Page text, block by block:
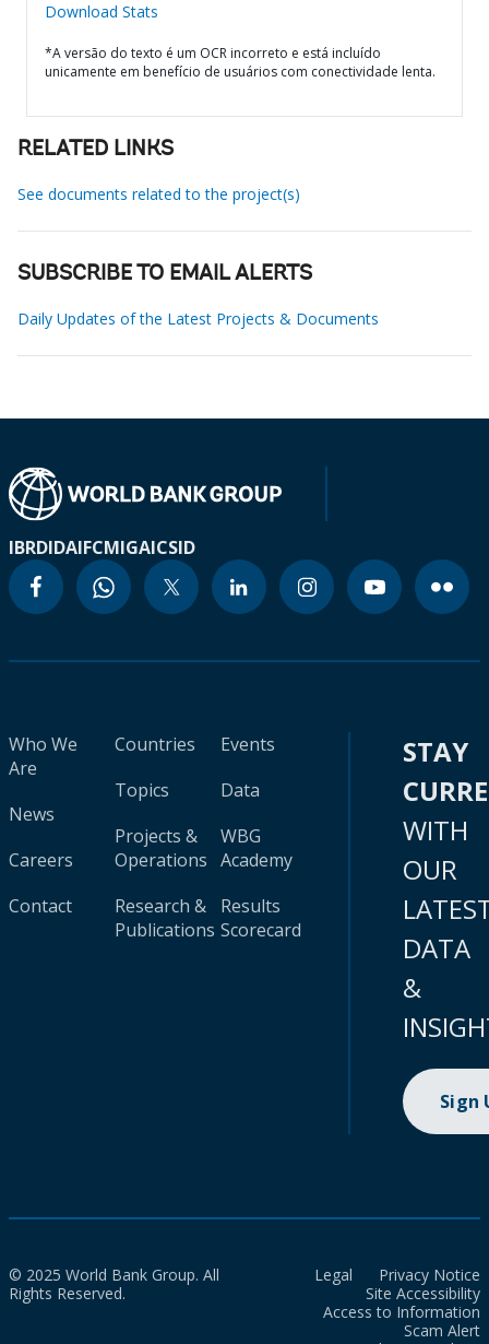
Download Stats
*A versão do texto é um OCR incorreto e está incluído
unicamente em benefício de usuários com conectividade lenta.
RELATED LINKS
See documents related to the project(s)
SUBSCRIBE TO EMAIL ALERTS
Daily Updates of the Latest Projects & Documents
IBRDIDAIFCMIGAICSID
Who We
Are
News
Careers
Contact
Countries
Topics
Projects &
Operations
Research &
Publications
Events
Data
WBG
Academy
Results
Scorecard
STAY
WITH
OUR
DATA
&
Sign
© 2025 World Bank Group. All
Rights Reserved.
Legal
Privacy Notice
Site Accessibility
Access to Information
Scam Alert